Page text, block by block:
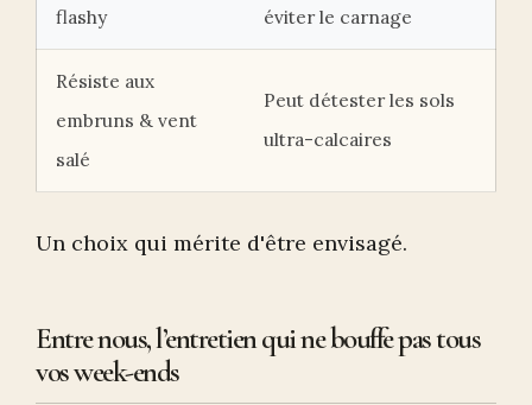
flashy
éviter le carnage
Résiste aux
embruns & vent
salé
Peut détester les sols
ultra-calcaires
Un choix qui mérite d'être envisagé.
Entre nous, l’entretien qui ne bouffe pas tous
vos week-ends